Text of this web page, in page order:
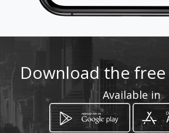
http://
.com/arteyestilomodular
Download the
Available in